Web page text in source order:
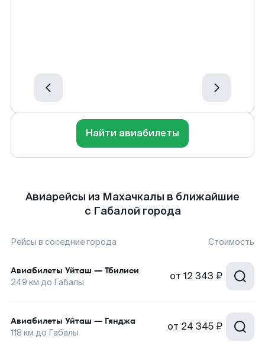
Найти авиабилеты
Авиарейсы из Махачкалы в ближайшие
с Габалой города
Рейсы в соседние города Стоимость
Авиабилеты Уйташ — Тбилиси
249 км до Габалы от 12 343 ₽
Авиабилеты Уйташ — Гянджа
118 км до Габалы от 24 345 ₽